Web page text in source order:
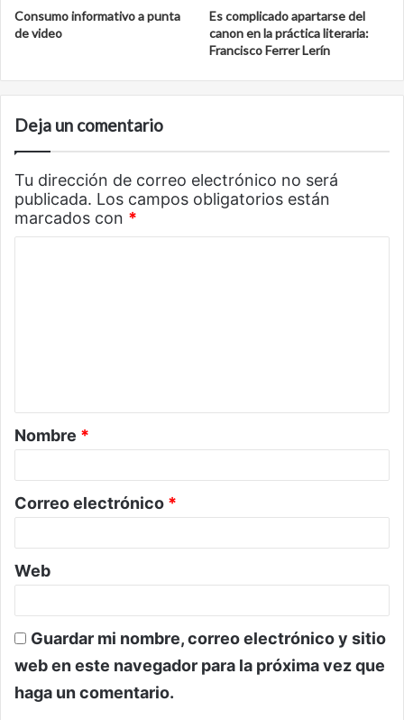
Consumo informativo a punta
de video
Es complicado apartarse del
canon en la práctica literaria:
Francisco Ferrer Lerín
Deja un comentario
Tu dirección de correo electrónico no será
publicada. Los campos obligatorios están
marcados con *
a
r
o
*
Nombre *
Correo electrónico *
Web
Guardar mi nombre, correo electrónico y sitio
web en este navegador para la próxima vez que
haga un comentario.